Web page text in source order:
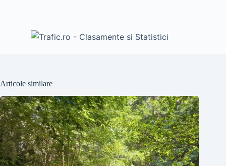
Articole similare